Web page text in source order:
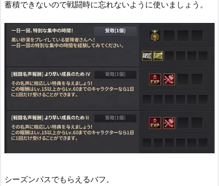
蓄積できないので戦闘時に忘れないように使いましょう。
シーズンパスでもらえるバフ。